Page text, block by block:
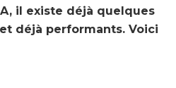
il existe déjà quelques
déjà performants. Voici